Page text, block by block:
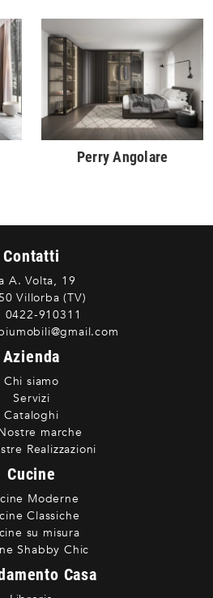
Perry Angolare
Contatti
A. Volta, 19
Villorba (TV)
0422-910311
Azienda
Chi siamo
Servizi
Cataloghi
marche
Realizzazioni
Cucine
Moderne
Classiche
su misura
Shabby Chic
Casa